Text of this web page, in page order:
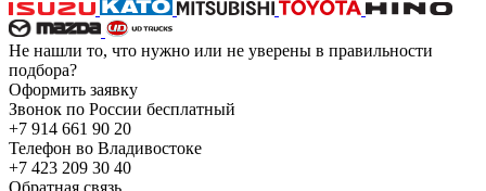
Не нашли то, что нужно или не уверены в правильности
подбора?
Оформить заявку
Звонок по России бесплатный
+7 914 661 90 20
Телефон во Владивостоке
+7 423 209 30 40
Обратная связь